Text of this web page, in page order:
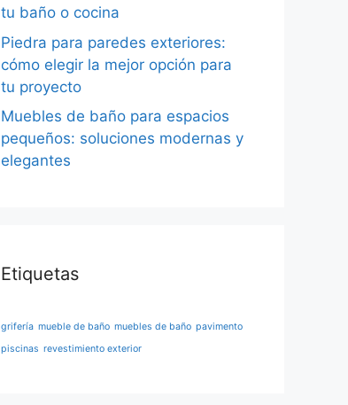
tu baño o cocina
Piedra para paredes exteriores:
cómo elegir la mejor opción para
tu proyecto
Muebles de baño para espacios
pequeños: soluciones modernas y
elegantes
Etiquetas
grifería mueble de baño muebles de baño pavimento
piscinas revestimiento exterior